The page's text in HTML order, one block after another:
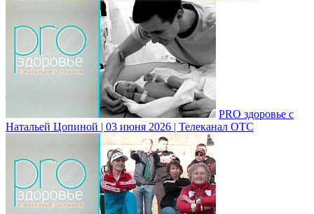
PRO здоровье с
Натальей Цопиной | 03 июня 2026 | Телеканал ОТС